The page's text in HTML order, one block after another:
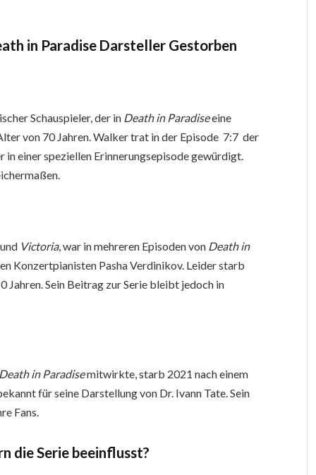
in Paradise Darsteller Gestorben
Schauspieler, der in Death in Paradiseeine
von 70 Jahren. Walker trat in der Episode 7:7 der
in einer speziellen Erinnerungsepisode gewürdigt.
Victoria, war in mehreren Episoden von Death in
Konzertpianisten Pasha Verdinikov. Leider starb
Sein Beitrag zur Serie bleibt jedoch in
in Paradisemitwirkte, starb 2021 nach einem
für seine Darstellung von Dr. Ivann Tate. Sein
Fans.
die Serie beeinflusst?